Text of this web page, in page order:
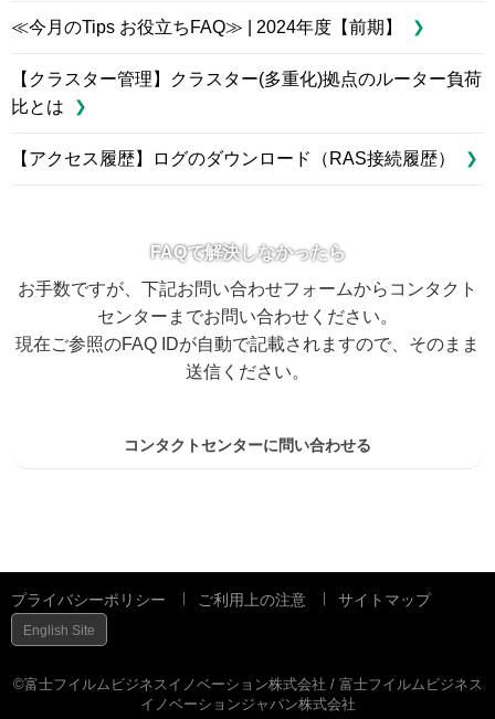
≪今月のTips お役立ちFAQ≫ | 2024年度【前期】
【クラスター管理】クラスター(多重化)拠点のルーター負荷
比とは
【アクセス履歴】ログのダウンロード（RAS接続履歴）
FAQで解決しなかったら
お手数ですが、下記お問い合わせフォームからコンタクト
センターまでお問い合わせください。
現在ご参照のFAQ IDが自動で記載されますので、そのまま
送信ください。
コンタクトセンターに問い合わせる
プライバシーポリシー ご利用上の注意 サイトマップ
English Site
©富士フイルムビジネスイノベーション株式会社 / 富士フイルムビジネス
イノベーションジャパン株式会社